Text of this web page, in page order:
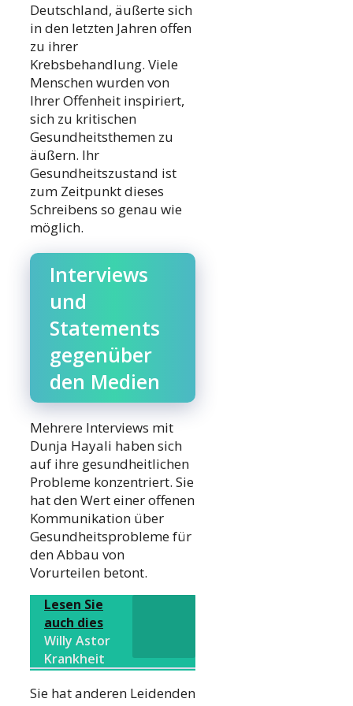
Deutschland, äußerte sich
in den letzten Jahren offen
zu ihrer
Krebsbehandlung. Viele
Menschen wurden von
Ihrer Offenheit inspiriert,
sich zu kritischen
Gesundheitsthemen zu
äußern. Ihr
Gesundheitszustand ist
zum Zeitpunkt dieses
Schreibens so genau wie
möglich.
Interviews
und
Statements
gegenüber
den Medien
Mehrere Interviews mit
Dunja Hayali haben sich
auf ihre gesundheitlichen
Probleme konzentriert. Sie
hat den Wert einer offenen
Kommunikation über
Gesundheitsprobleme für
den Abbau von
Vorurteilen betont.
Lesen Sie
auch dies
Willy Astor
Krankheit
Sie hat anderen Leidenden